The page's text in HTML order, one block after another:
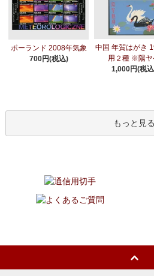
ポーランド 2008年気象
700円(税込)
中国 年賀はがき
用２種 ※陽ヤ
1,000円(税
もっと見る